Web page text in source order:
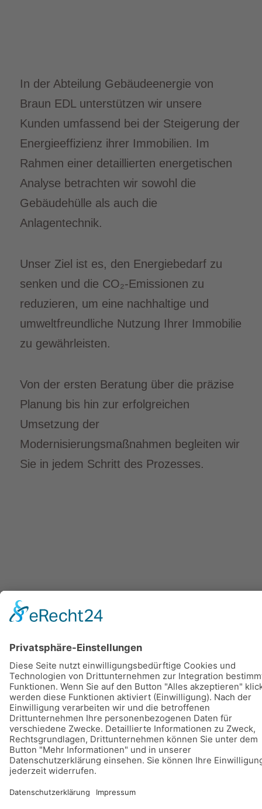
In der Abteilung Gebäudeenergie von
Braun EDL unterstützen wir unsere
Kunden umfassend bei der Steigerung der
Energieeffizienz ihrer Immobilien. Im
Rahmen einer detaillierten energetischen
Analyse betrachten wir sowohl die
Gebäudehülle als auch die
Anlagentechnik.
Unser Ziel ist es, den Energiebedarf zu
senken und die CO₂-Emissionen zu
reduzieren, um eine nachhaltige und
umweltfreundliche Nutzung Ihrer Immobilie
zu gewährleisten.
Von der ersten Beratung über die präzise
Planung bis hin zur erfolgreichen
Umsetzung der
Modernisierungsmaßnahmen begleiten wir
Sie in jedem Schritt des Prozesses.